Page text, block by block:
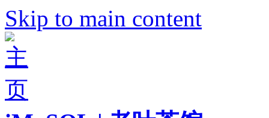
Skip to main content